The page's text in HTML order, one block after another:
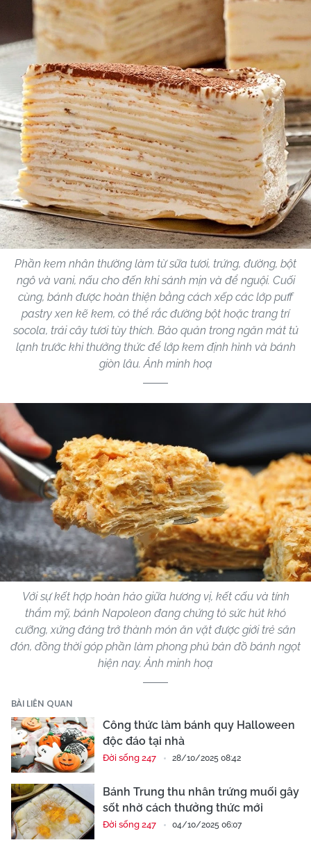
Phần kem nhân thường làm từ sữa tươi, trứng, đường, bột
ngô và vani, nấu cho đến khi sánh mịn và để nguội. Cuối
cùng, bánh được hoàn thiện bằng cách xếp các lớp puff
pastry xen kẽ kem, có thể rắc đường bột hoặc trang trí
socola, trái cây tươi tùy thích. Bảo quản trong ngăn mát tủ
lạnh trước khi thưởng thức để lớp kem định hình và bánh
giòn lâu. Ảnh minh hoạ
Với sự kết hợp hoàn hảo giữa hương vị, kết cấu và tính
thẩm mỹ, bánh Napoleon đang chứng tỏ sức hút khó
cưỡng, xứng đáng trở thành món ăn vặt được giới trẻ săn
đón, đồng thời góp phần làm phong phú bản đồ bánh ngọt
hiện nay. Ảnh minh hoạ
BÀI LIÊN QUAN
Công thức làm bánh quy Halloween
độc đáo tại nhà
Đời sống 247 28/10/2025 08:42
Bánh Trung thu nhân trứng muối gây
sốt nhờ cách thưởng thức mới
Đời sống 247 04/10/2025 06:07